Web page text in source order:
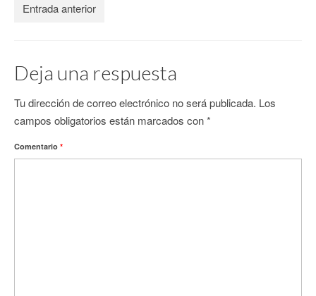
Entrada anterior
Deja una respuesta
Tu dirección de correo electrónico no será publicada. Los
campos obligatorios están marcados con*
Comentario *